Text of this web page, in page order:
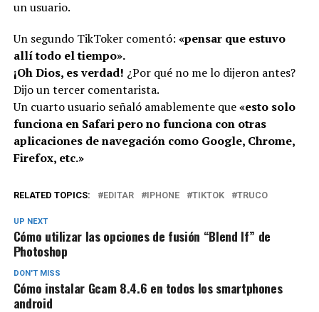
un usuario.
Un segundo TikToker comentó: «pensar que estuvo
allí todo el tiempo».
¡Oh Dios, es verdad! ¿Por qué no me lo dijeron antes?
Dijo un tercer comentarista.
Un cuarto usuario señaló amablemente que«esto solo
funciona en Safari pero no funciona con otras
aplicaciones de navegación como Google, Chrome,
Firefox, etc.»
RELATED TOPICS: EDITAR IPHONE TIKTOK TRUCO
UP NEXT
Cómo utilizar las opciones de fusión “Blend If” de
Photoshop
DON'T MISS
Cómo instalar Gcam 8.4.6 en todos los smartphones
android